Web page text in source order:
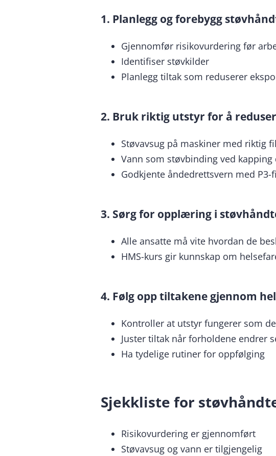
1. Planlegg og forebygg
Gjennomfør risikovurdering før
Identifiser støvkilder
Planlegg tiltak som reduserer
2. Bruk riktig utstyr for å
Støvavsug på maskiner med riktig
Vann som støvbinding ved kapping
Godkjente åndedrettsvern med P3-
3. Sørg for opplæring i
Alle ansatte må vite hvordan de
HMS-kurs gir kunnskap om
4. Følg opp tiltakene gjennom
Kontroller at utstyr fungerer som
Juster tiltak når forholdene endrer
Ha tydelige rutiner for oppfølging
Sjekkliste for
Risikovurdering er gjennomført
Støvavsug og vann er tilgjengelig